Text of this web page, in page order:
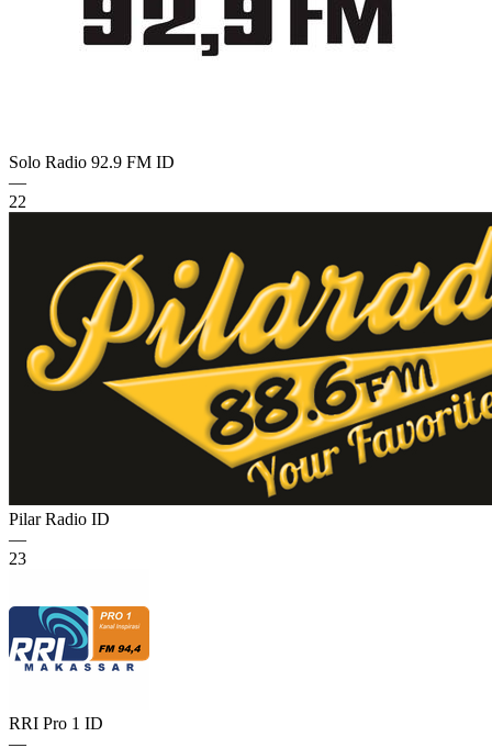
Solo Radio 92.9 FM ID
—
22
Pilar Radio ID
—
23
RRI Pro 1 ID
—